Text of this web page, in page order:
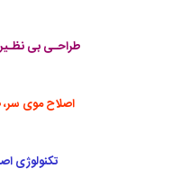
طراحـی بی
اصلاح موی
تکنولوژی